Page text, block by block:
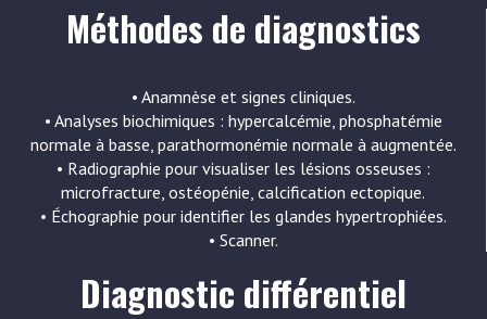
Méthodes de diagnostics
• Anamnèse et signes cliniques.
• Analyses biochimiques : hypercalcémie, phosphatémie
normale à basse, parathormonémie normale à augmentée.
• Radiographie pour visualiser les lésions osseuses :
microfracture, ostéopénie, calcification ectopique.
• Échographie pour identifier les glandes hypertrophiées.
• Scanner.
Diagnostic différentiel